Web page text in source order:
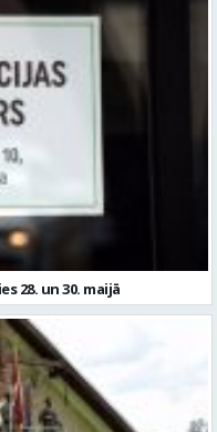
28. un 30. maijā